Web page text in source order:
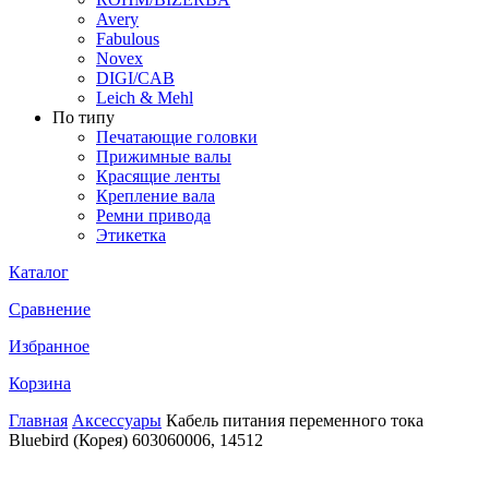
Avery
Fabulous
Novex
DIGI/CAB
Leich & Mehl
По типу
Печатающие головки
Прижимные валы
Красящие ленты
Крепление вала
Ремни привода
Этикетка
Каталог
Сравнение
Избранное
Корзина
Главная Аксессуары Кабель питания переменного тока
Bluebird (Корея) 603060006, 14512